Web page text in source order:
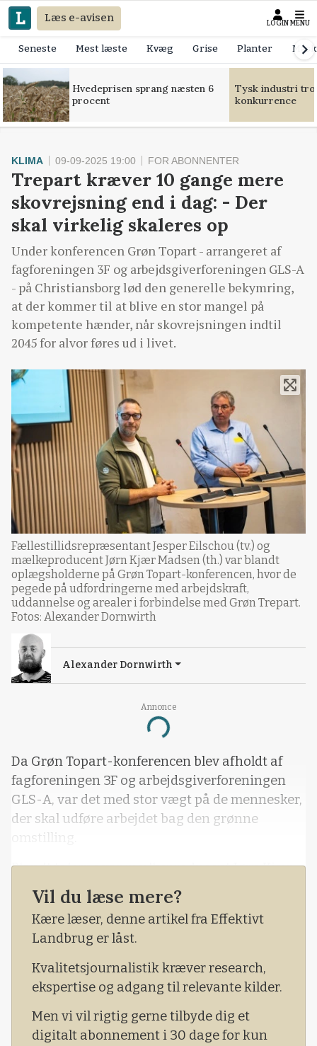
Læs e-avisen LOGIN MENU
Seneste Mest læste Kvæg Grise Planter
Hvedeprisen sprang næsten 6
procent
Tysk industri
konkurrence
Annonce
Loading...
KLIMA 09-09-2025 19:00 FOR ABONNENTER
Trepart kræver 10 gange mere
skovrejsning end i dag: - Der
skal virkelig skaleres op
Under konferencen Grøn Topart - arrangeret af
fagforeningen 3F og arbejdsgiverforeningen GLS-A
- på Christiansborg lød den generelle bekymring,
at der kommer til at blive en stor mangel på
kompetente hænder, når skovrejsningen indtil
2045 for alvor føres ud i livet.
Fællestillidsrepræsentant Jesper Eilschou (tv.) og
mælkeproducent Jørn Kjær Madsen (th.) var blandt
oplægsholderne på Grøn Topart-konferencen, hvor de
pegede på udfordringerne med arbejdskraft,
uddannelse og arealer i forbindelse med Grøn Trepart.
Fotos: Alexander Dornwirth
Alexander Dornwirth
Da Grøn Topart-konferencen blev afholdt af
fagforeningen 3F og arbejdsgiverforeningen
GLS-A, var det med stor vægt på de mennesker,
der skal udføre arbejdet bag den grønne
omstilling.
Blandt talerne var mælkeproducent Jørn Kjær
Madsen samt gartner og
fællestillidsrepræsentant Jesper Eilschou fra
Dalgas, en af landets største gartner- og
skovvirksomheder med tæt på 1.000 ansatte
under Hedeselskabet.
Vil du læse mere?
Kære læser, denne artikel fra Effektivt
Landbrug er låst.
Kvalitetsjournalistik kræver research,
ekspertise og adgang til relevante kilder.
Men vi vil rigtig gerne tilbyde dig et
digitalt abonnement i 30 dage for kun